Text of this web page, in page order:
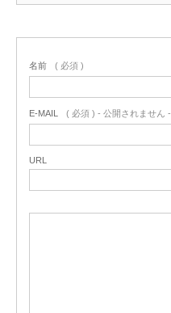
名前 ( 必須 )
E-MAIL ( 必須 ) - 公開されません -
URL